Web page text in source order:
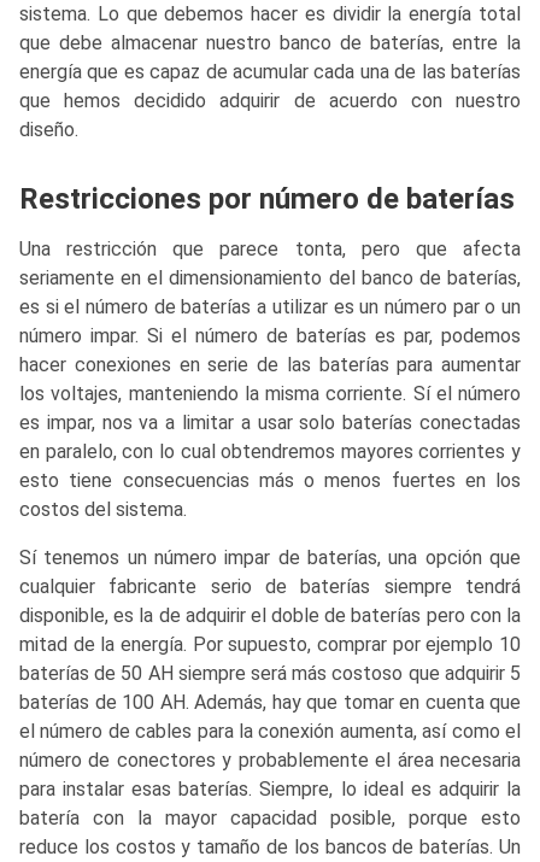
sistema. Lo que debemos hacer es dividir la energía total
que debe almacenar nuestro banco de baterías, entre la
energía que es capaz de acumular cada una de las baterías
que hemos decidido adquirir de acuerdo con nuestro
diseño.
Restricciones por número de baterías
Una restricción que parece tonta, pero que afecta
seriamente en el dimensionamiento del banco de baterías,
es si el número de baterías a utilizar es un número par o un
número impar. Si el número de baterías es par, podemos
hacer conexiones en serie de las baterías para aumentar
los voltajes, manteniendo la misma corriente. Sí el número
es impar, nos va a limitar a usar solo baterías conectadas
en paralelo, con lo cual obtendremos mayores corrientes y
esto tiene consecuencias más o menos fuertes en los
costos del sistema.
Sí tenemos un número impar de baterías, una opción que
cualquier fabricante serio de baterías siempre tendrá
disponible, es la de adquirir el doble de baterías pero con la
mitad de la energía. Por supuesto, comprar por ejemplo 10
baterías de 50 AH siempre será más costoso que adquirir 5
baterías de 100 AH. Además, hay que tomar en cuenta que
el número de cables para la conexión aumenta, así como el
número de conectores y probablemente el área necesaria
para instalar esas baterías. Siempre, lo ideal es adquirir la
batería con la mayor capacidad posible, porque esto
reduce los costos y tamaño de los bancos de baterías. Un